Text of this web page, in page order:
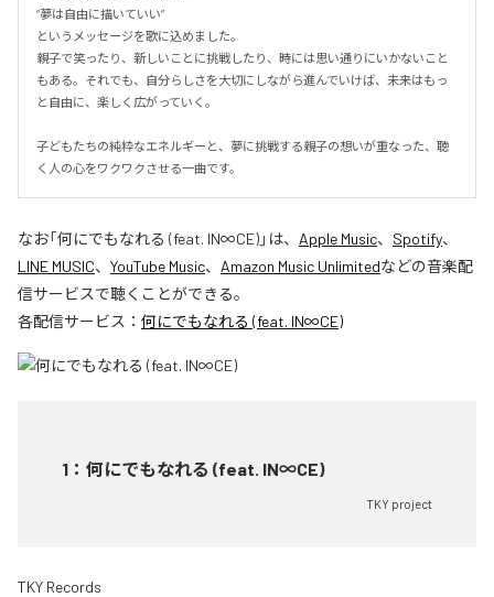
“夢は自由に描いていい”
というメッセージを歌に込めました。
親子で笑ったり、新しいことに挑戦したり、時には思い通りにいかないこと
もある。それでも、自分らしさを大切にしながら進んでいけば、未来はもっ
と自由に、楽しく広がっていく。
子どもたちの純粋なエネルギーと、夢に挑戦する親子の想いが重なった、聴
く人の心をワクワクさせる一曲です。
なお「何にでもなれる (feat. IN∞CE)」は、 Apple Music、 Spotify、
LINE MUSIC、 YouTube Music、 Amazon Music Unlimitedなどの音楽配
信サービスで聴くことができる。
各配信サービス： 何にでもなれる (feat. IN∞CE)
1 ： 何にでもなれる (feat. IN∞CE)
TKY project
TKY Records